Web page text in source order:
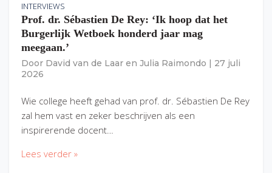
INTERVIEWS
Prof. dr. Sébastien De Rey: ‘Ik hoop dat het
Burgerlijk Wetboek honderd jaar mag
meegaan.’
Door David van de Laar en Julia Raimondo
27 juli
2026
Wie college heeft gehad van prof. dr. Sébastien De Rey
zal hem vast en zeker beschrijven als een
inspirerende docent…
Lees verder »